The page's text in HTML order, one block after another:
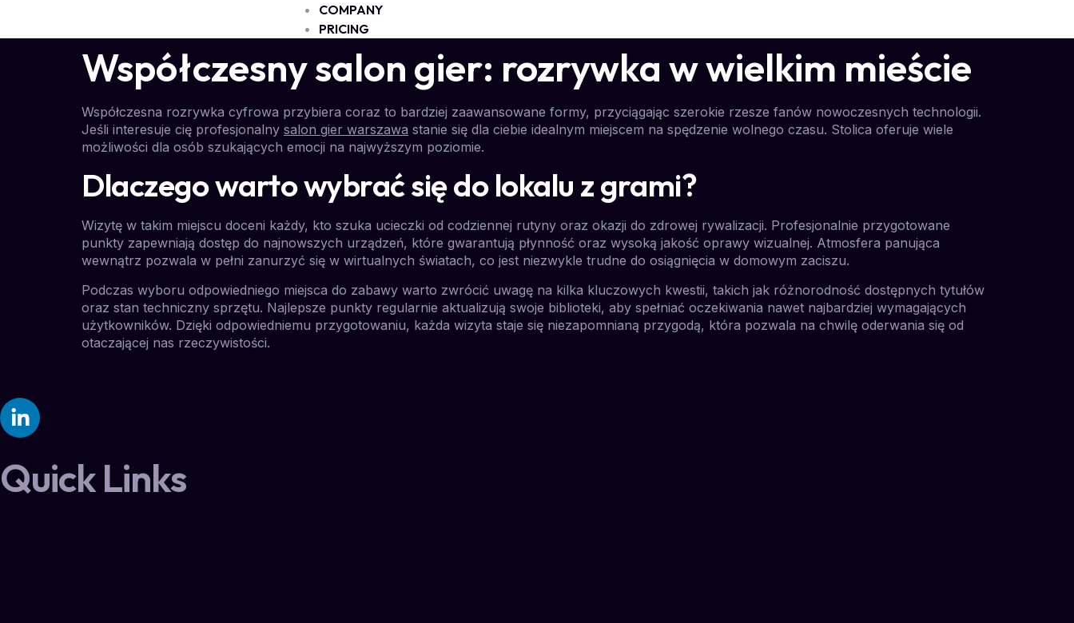
COMPANY
PRICING
Współczesny salon gier: rozrywka w wielkim mieście
Współczesna rozrywka cyfrowa przybiera coraz to bardziej zaawansowane formy, przyciągając szerokie rzesze fanów nowoczesnych technologii.
Jeśli interesuje cię profesjonalny salon gier warszawa stanie się dla ciebie idealnym miejscem na spędzenie wolnego czasu. Stolica oferuje wiele
możliwości dla osób szukających emocji na najwyższym poziomie.
Dlaczego warto wybrać się do lokalu z grami?
Wizytę w takim miejscu doceni każdy, kto szuka ucieczki od codziennej rutyny oraz okazji do zdrowej rywalizacji. Profesjonalnie przygotowane
punkty zapewniają dostęp do najnowszych urządzeń, które gwarantują płynność oraz wysoką jakość oprawy wizualnej. Atmosfera panująca
wewnątrz pozwala w pełni zanurzyć się w wirtualnych światach, co jest niezwykle trudne do osiągnięcia w domowym zaciszu.
Podczas wyboru odpowiedniego miejsca do zabawy warto zwrócić uwagę na kilka kluczowych kwestii, takich jak różnorodność dostępnych tytułów
oraz stan techniczny sprzętu. Najlepsze punkty regularnie aktualizują swoje biblioteki, aby spełniać oczekiwania nawet najbardziej wymagających
użytkowników. Dzięki odpowiedniemu przygotowaniu, każda wizyta staje się niezapomnianą przygodą, która pozwala na chwilę oderwania się od
otaczającej nas rzeczywistości.
Quick Links